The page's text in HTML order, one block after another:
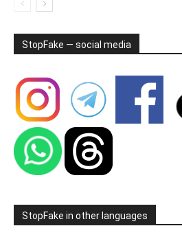
StopFake — social media
StopFake in other languages